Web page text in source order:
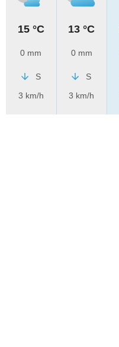
15 °C
0 mm
S
3 km/h
13 °C
0 mm
S
3 km/h